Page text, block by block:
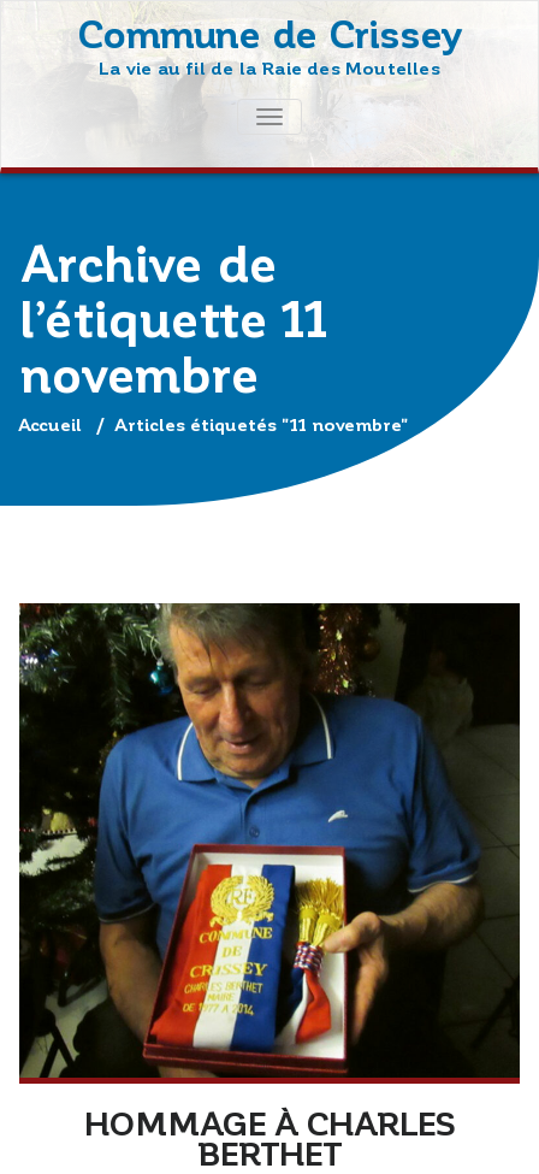
Commune de Crissey
La vie au fil de la Raie des Moutelles
AFFICHER/MASQUER
LA
NAVIGATION
Archive de
l’étiquette 11
novembre
Accueil / Articles étiquetés "11 novembre"
HOMMAGE À CHARLES
BERTHET